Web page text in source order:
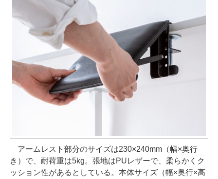
アームレスト部分のサイズは230×240mm（幅×奥行
き）で、耐荷重は5kg。張地はPUレザーで、柔らかくク
ッション性があるとしている。本体サイズ（幅×奥行×高